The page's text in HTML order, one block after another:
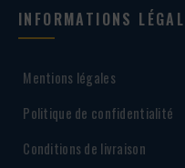
INFORMATIONS
Mentions légales
Politique de confidentialité
Conditions de livraison